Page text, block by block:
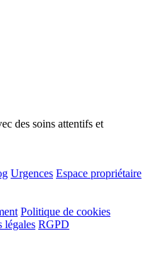
des soins attentifs et
Urgences Espace propriétaire
Politique de cookies
légales RGPD